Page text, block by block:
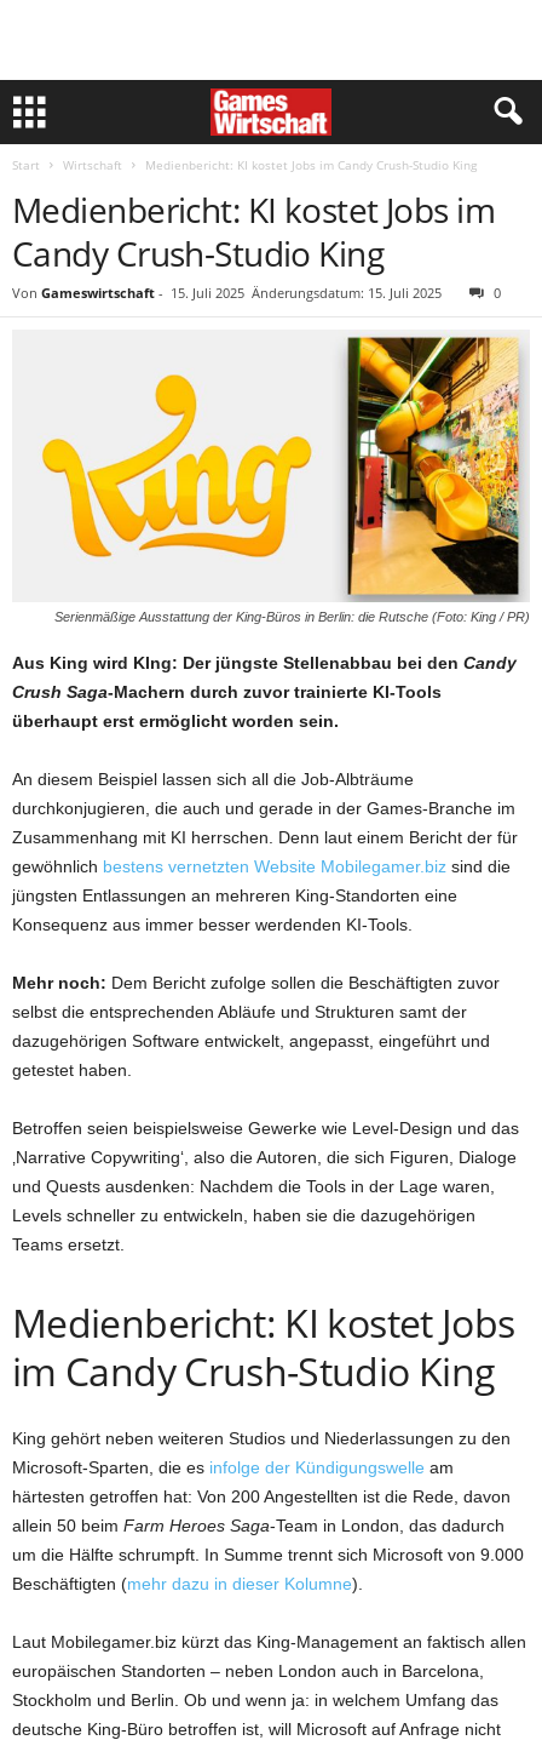
Start Wirtschaft Medienbericht: KI kostet Jobs im Candy Crush-Studio King
Medienbericht: KI kostet Jobs im
Candy Crush-Studio King
Von Gameswirtschaft - 15. Juli 2025 Änderungsdatum: 15. Juli 2025 0
Serienmäßige Ausstattung der King-Büros in Berlin: die Rutsche (Foto: King / PR)
Aus King wird KIng: Der jüngste Stellenabbau bei den Candy
Crush Saga-Machern durch zuvor trainierte KI-Tools
überhaupt erst ermöglicht worden sein.
An diesem Beispiel lassen sich all die Job-Albträume
durchkonjugieren, die auch und gerade in der Games-Branche im
Zusammenhang mit KI herrschen. Denn laut einem Bericht der für
gewöhnlich bestens vernetzten Website Mobilegamer.biz sind die
jüngsten Entlassungen an mehreren King-Standorten eine
Konsequenz aus immer besser werdenden KI-Tools.
Mehr noch: Dem Bericht zufolge sollen die Beschäftigten zuvor
selbst die entsprechenden Abläufe und Strukturen samt der
dazugehörigen Software entwickelt, angepasst, eingeführt und
getestet haben.
Betroffen seien beispielsweise Gewerke wie Level-Design und das
‚Narrative Copywriting‘, also die Autoren, die sich Figuren, Dialoge
und Quests ausdenken: Nachdem die Tools in der Lage waren,
Levels schneller zu entwickeln, haben sie die dazugehörigen
Teams ersetzt.
Medienbericht: KI kostet Jobs
im Candy Crush-Studio King
King gehört neben weiteren Studios und Niederlassungen zu den
Microsoft-Sparten, die es infolge der Kündigungswelle am
härtesten getroffen hat: Von 200 Angestellten ist die Rede, davon
allein 50 beim Farm Heroes Saga-Team in London, das dadurch
um die Hälfte schrumpft. In Summe trennt sich Microsoft von 9.000
Beschäftigten (mehr dazu in dieser Kolumne).
Laut Mobilegamer.biz kürzt das King-Management an faktisch allen
europäischen Standorten – neben London auch in Barcelona,
Stockholm und Berlin. Ob und wenn ja: in welchem Umfang das
deutsche King-Büro betroffen ist, will Microsoft auf Anfrage nicht